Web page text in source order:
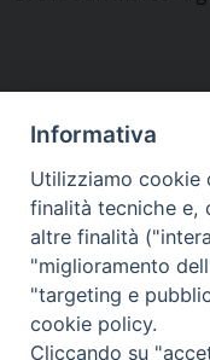
MODULISTICA
WEBMAIL
Informativa
Utilizziamo cookie
finalità tecniche e,
altre finalità
"miglioramento
"targeting e
cookie policy.
Cliccando su